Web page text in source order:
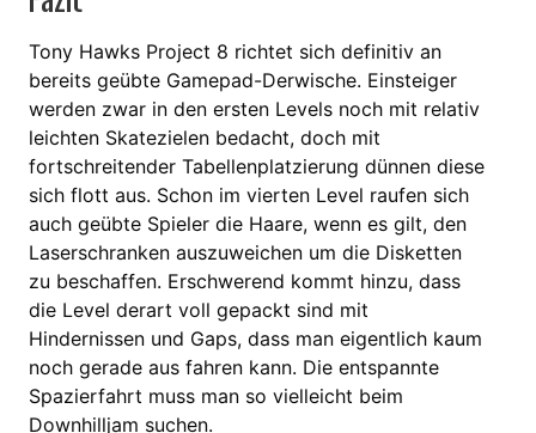
Tony Hawks Project 8 richtet sich definitiv an
bereits geübte Gamepad-Derwische. Einsteiger
werden zwar in den ersten Levels noch mit relativ
leichten Skatezielen bedacht, doch mit
fortschreitender Tabellenplatzierung dünnen diese
sich flott aus. Schon im vierten Level raufen sich
auch geübte Spieler die Haare, wenn es gilt, den
Laserschranken auszuweichen um die Disketten
zu beschaffen. Erschwerend kommt hinzu, dass
die Level derart voll gepackt sind mit
Hindernissen und Gaps, dass man eigentlich kaum
noch gerade aus fahren kann. Die entspannte
Spazierfahrt muss man so vielleicht beim
Downhilljam suchen.